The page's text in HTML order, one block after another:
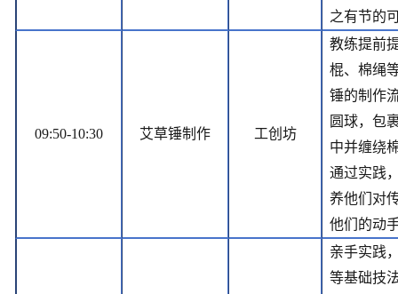
之有节的
09:50-10:30 艾草锤制作 工创坊
教练提前
棍、棉绳
锤的制作
圆球，包
中并缠绕
通过实践
养他们对
他们的动
亲手实践
等基础技